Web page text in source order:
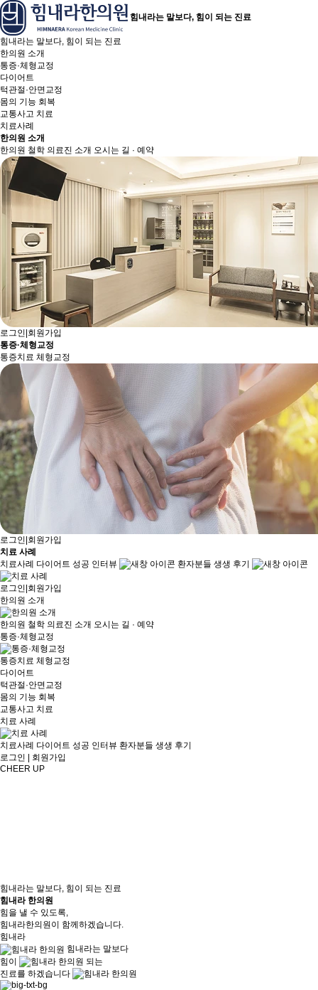
힘내라는 말보다, 힘이 되는 진료
힘내라는 말보다, 힘이 되는 진료
한의원 소개
통증·체형교정
다이어트
턱관절·안면교정
몸의 기능 회복
교통사고 치료
치료사례
한의원 소개
한의원 철학 의료진 소개 오시는 길 · 예약
로그인 회원가입
통증·체형교정
통증치료 체형교정
로그인 회원가입
치료 사례
치료사례 다이어트 성공 인터뷰 환자분들 생생 후기
로그인 회원가입
한의원 소개
한의원 철학 의료진 소개 오시는 길 · 예약
통증·체형교정
통증치료 체형교정
다이어트
턱관절·안면교정
몸의 기능 회복
교통사고 치료
치료 사례
치료사례 다이어트 성공 인터뷰 환자분들 생생 후기
로그인
회원가입
CHEER UP
힘내라는 말보다, 힘이 되는 진료
힘내라 한의원
힘을 낼 수 있도록,
힘내라한의원이 함께하겠습니다.
힘내라
힘내라는 말보다
힘이
되는
진료를 하겠습니다